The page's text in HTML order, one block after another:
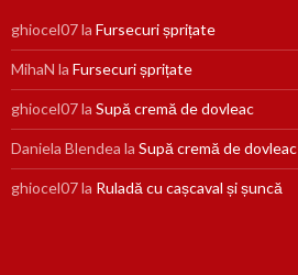
ghiocel07la Fursecuri șprițate
MihaN la Fursecuri șprițate
ghiocel07la Supă cremă de dovleac
Daniela Blendea la Supă cremă de dovleac
ghiocel07la Ruladă cu cașcaval și șuncă